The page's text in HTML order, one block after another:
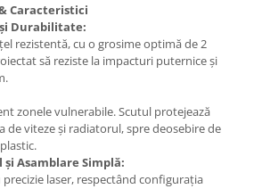
Caracteristici
Durabilitate:
rezistentă, cu o grosime optimă de 2
să reziste la impacturi puternice și
zonele vulnerabile. Scutul protejează
viteze și radiatorul, spre deosebire de
și Asamblare Simplă:
laser, respectând configurația